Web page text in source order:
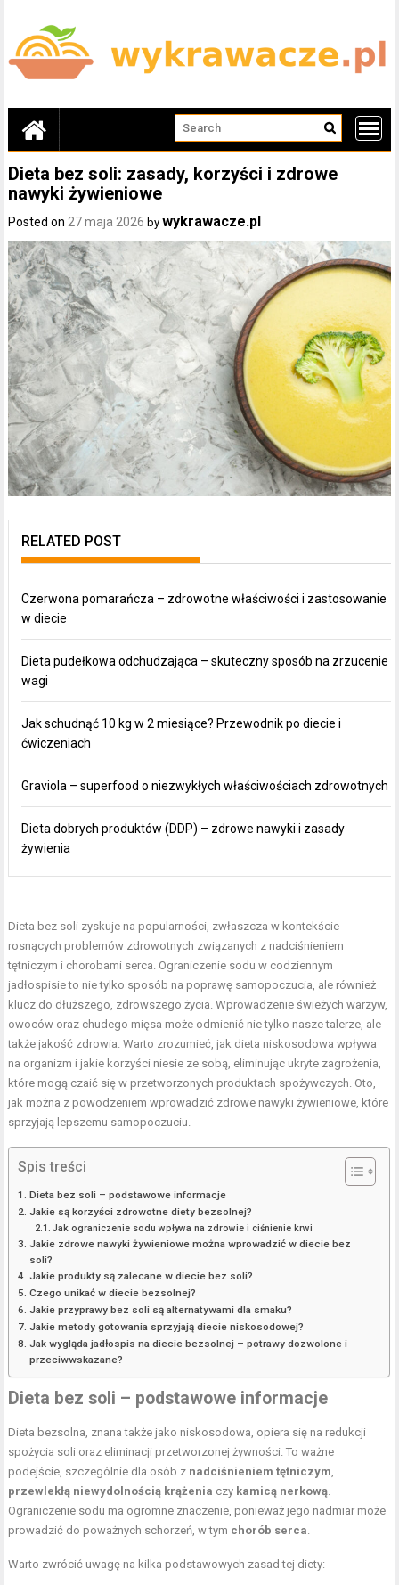
content
Dieta bez soli: zasady, korzyści i zdrowe
nawyki żywieniowe
Posted on 27 maja 2026 bywykrawacze.pl
RELATED POST
Czerwona pomarańcza – zdrowotne właściwości i zastosowanie
w diecie
Dieta pudełkowa odchudzająca – skuteczny sposób na zrzucenie
wagi
Jak schudnąć 10 kg w 2 miesiące? Przewodnik po diecie i
ćwiczeniach
Graviola – superfood o niezwykłych właściwościach zdrowotnych
Dieta dobrych produktów (DDP) – zdrowe nawyki i zasady
żywienia
Dieta bez soli zyskuje na popularności, zwłaszcza w kontekście
rosnących problemów zdrowotnych związanych z nadciśnieniem
tętniczym i chorobami serca. Ograniczenie sodu w codziennym
jadłospisie to nie tylko sposób na poprawę samopoczucia, ale również
klucz do dłuższego, zdrowszego życia. Wprowadzenie świeżych warzyw,
owoców oraz chudego mięsa może odmienić nie tylko nasze talerze, ale
także jakość zdrowia. Warto zrozumieć, jak dieta niskosodowa wpływa
na organizm i jakie korzyści niesie ze sobą, eliminując ukryte zagrożenia,
które mogą czaić się w przetworzonych produktach spożywczych. Oto,
jak można z powodzeniem wprowadzić zdrowe nawyki żywieniowe, które
sprzyjają lepszemu samopoczuciu.
Spis treści
Dieta bez soli – podstawowe informacje
Jakie są korzyści zdrowotne diety bezsolnej?
Jak ograniczenie sodu wpływa na zdrowie i ciśnienie krwi
Jakie zdrowe nawyki żywieniowe można wprowadzić w diecie bez
soli?
Jakie produkty są zalecane w diecie bez soli?
Czego unikać w diecie bezsolnej?
Jakie przyprawy bez soli są alternatywami dla smaku?
Jakie metody gotowania sprzyjają diecie niskosodowej?
Jak wygląda jadłospis na diecie bezsolnej – potrawy dozwolone i
przeciwwskazane?
Dieta bez soli – podstawowe informacje
Dieta bezsolna, znana także jako niskosodowa, opiera się na redukcji
spożycia soli oraz eliminacji przetworzonej żywności. To ważne
podejście, szczególnie dla osób z nadciśnieniem tętniczym,
przewlekłą niewydolnością krążenia czy kamicą nerkową.
Ograniczenie sodu ma ogromne znaczenie, ponieważ jego nadmiar może
prowadzić do poważnych schorzeń, w tym chorób serca.
Warto zwrócić uwagę na kilka podstawowych zasad tej diety: